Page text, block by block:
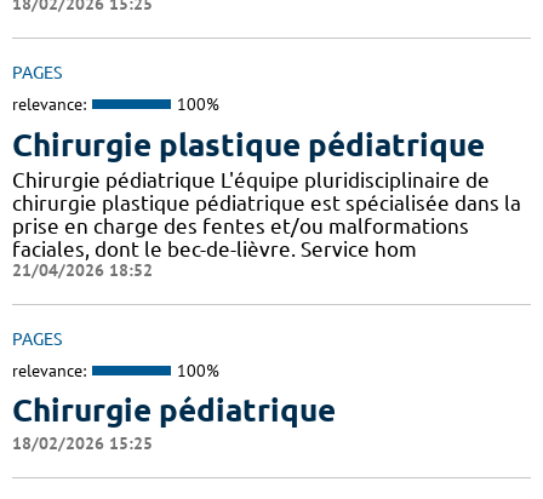
PAGES
relevance: 100%
Chirurgie plastique pédiatrique
Chirurgie pédiatrique L'équipe pluridisciplinaire de
chirurgie plastique pédiatrique est spécialisée dans la
prise en charge des fentes et/ou malformations
faciales, dont le bec-de-lièvre. Service hom
21/04/2026 18:52
PAGES
relevance: 100%
Chirurgie pédiatrique
18/02/2026 15:25